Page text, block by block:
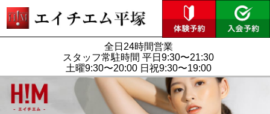
全日24時間営業
スタッフ常駐時間 平日9:30〜21:30
土曜9:30〜20:00 日祝9:30〜19:00